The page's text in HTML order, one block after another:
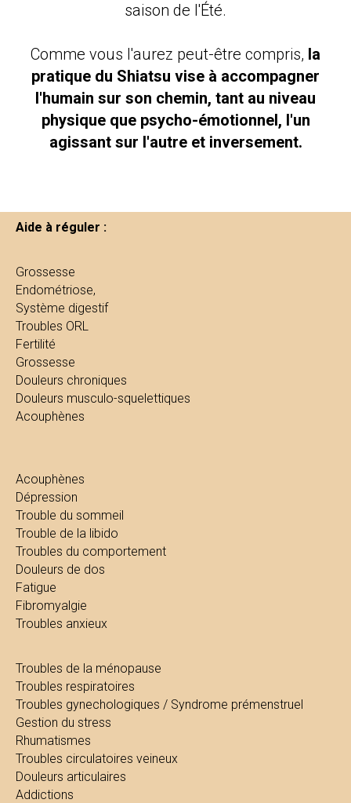
saison de l'Été.
Comme vous l'aurez peut-être compris, la
pratique du Shiatsu vise à accompagner
l'humain sur son chemin, tant au niveau
physique que psycho-émotionnel, l'un
agissant sur l'autre et inversement.
Aide à réguler :
Grossesse
Endométriose,
Système digestif
Troubles ORL
Fertilité
Grossesse
Douleurs chroniques
Douleurs musculo-squelettiques
Acouphènes
Acouphènes
Dépression
Trouble du sommeil
Trouble de la libido
Troubles du comportement
Douleurs de dos
Fatigue
Fibromyalgie
Troubles anxieux
Troubles de la ménopause
Troubles respiratoires
Troubles gynechologiques / Syndrome prémenstruel
Gestion du stress
Rhumatismes
Troubles circulatoires veineux
Douleurs articulaires
Addictions